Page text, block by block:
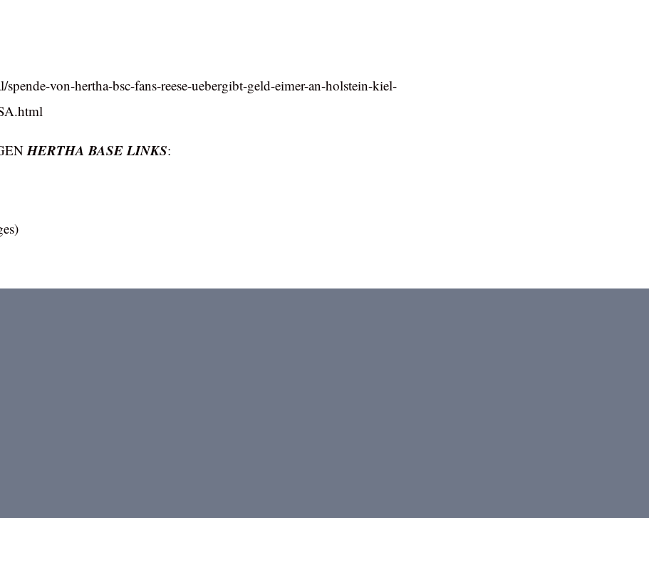
von-hertha-bsc-fans-reese-uebergibt-geld-eimer-an-holstein-kiel-
HERTHA BASE LINKS: